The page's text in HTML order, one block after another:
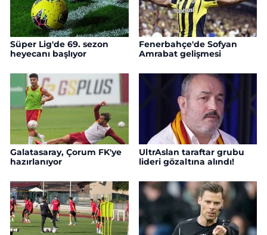
Süper Lig'de 69. sezon
heyecanı başlıyor
Fenerbahçe'de Sofyan
Amrabat gelişmesi
Galatasaray, Çorum FK'ye
hazırlanıyor
UltrAslan taraftar grubu
lideri gözaltına alındı!